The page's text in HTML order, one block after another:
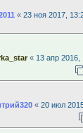
« 23 ноя 2017,
« 13 апр 2016,
« 20 июл